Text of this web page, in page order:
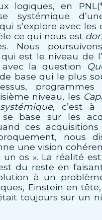
logiques, en
systémique
s’explore avec les
ce qui nous est
Nous
qui est le niveau de
la question
base qui le plus
niveau, les
systémique, c’est à
base sur les
ces
nous
une vision
os ». La réalité
du reste en
à un
Einstein en
toujours sur un